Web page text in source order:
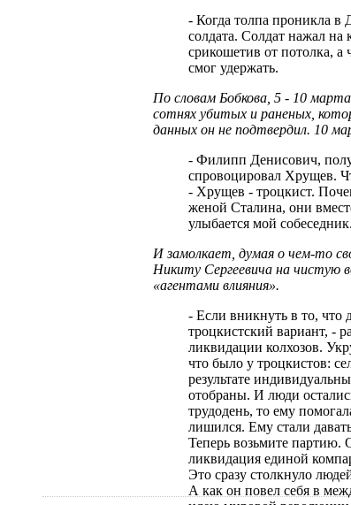
- Когда толпа проникла в
солдата. Солдат нажал на
срикошетив от потолка, а
смог удержать.
По словам Бобкова, 5 - 10
сотнях убитых и раненых,
данных он не подтвердил. 10
- Филипп Денисович,
спровоцировал Хрущев.
- Хрущев - троцкист.
женой Сталина, они
улыбается мой собеседник.
И замолкает, думая о чем-то
Никиту Сергеевича на чистую
«агентами влияния».
- Если вникнуть в то, что
троцкистский вариант, -
ликвидации колхозов.
что было у троцкистов:
результате
отобраны. И люди
трудодень, то ему
лишился. Ему стали
Теперь возьмите партию.
ликвидация единой
Это сразу столкнуло
А как он повел себя в